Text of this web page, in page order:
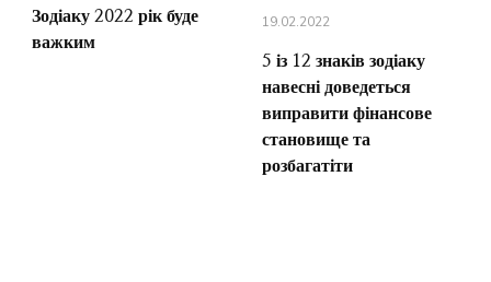
Зодіаку 2022 рік буде
важким
19.02.2022
5 із 12 знаків зодіаку
навесні доведеться
виправити фінансове
становище та
розбагатіти